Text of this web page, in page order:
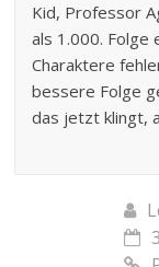
Kid, Professor
als 1.000. Folge
Charaktere
bessere Folge
das jetzt klingt,